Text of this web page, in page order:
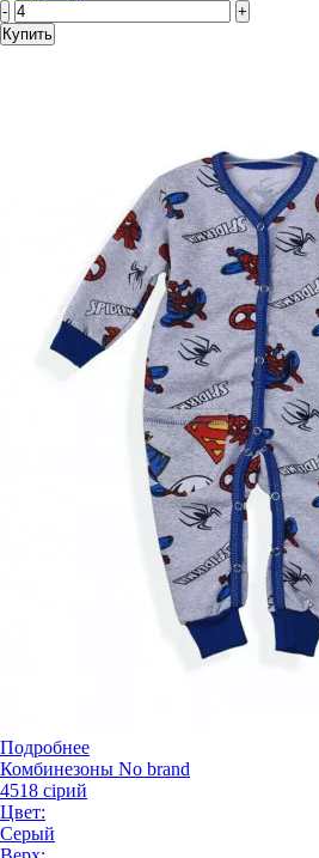
-
+
Купить
Подробнее
Комбинезоны No brand
4518 сірий
Цвет:
Серый